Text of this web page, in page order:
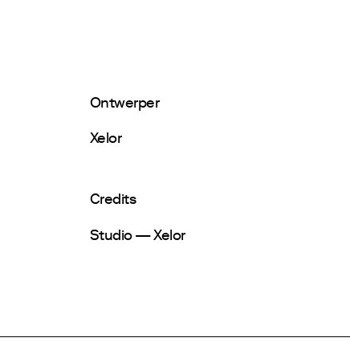
Ontwerper
Xelor
Credits
Studio — Xelor